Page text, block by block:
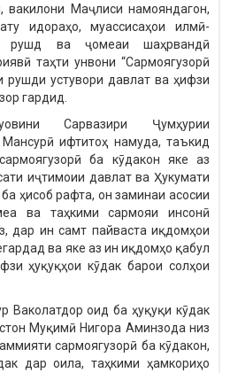
Маҷлиси намояндагон,
идораҳо, муассисаҳои илмӣ-
рушд ва ҷомеаи шаҳрвандӣ
таҳти унвони “Сармоягузорӣ
рушди устувори давлат ва ҳифзи
гардид.
Сарвазири Ҷумҳурии
ифтитоҳ намуда, таъкид
ба кӯдакон яке аз
иҷтимоии давлат ва Ҳукумати
ҳисоб рафта, он заминаи асосии
ва таҳкими сармояи инсонӣ
дар ин самт пайваста иқдомҳои
ва яке аз ин иқдомҳо қабул
ҳуқуқҳои кӯдак барои солҳои
Ваколатдор оид ба ҳуқуқи кӯдак
Муқимӣ Нигора Аминзода низ
сармоягузорӣ ба кӯдакон,
дар оила, таҳкими ҳамкориҳо